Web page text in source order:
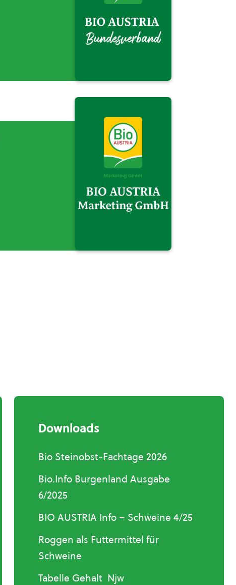
Downloads
Bio Steinobst-Fachtage 2026
Bio.Info Burgenland Ausgabe
6/2025
BIO AUSTRIA Info – Schweine 4/25
Roggen als Futtermittel für
Schweine
Tabelle Gehalt Njw